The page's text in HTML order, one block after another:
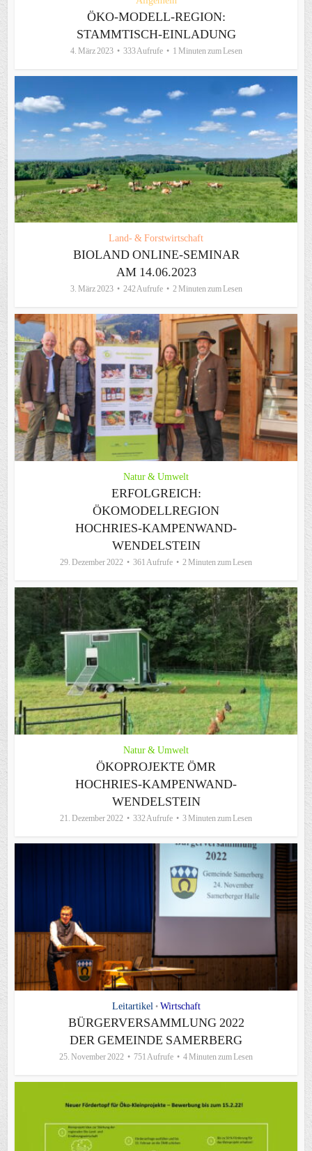
ÖKO-MODELL-REGION:
STAMMTISCH-EINLADUNG
4. März 2023 333 Aufrufe 1 Minuten zum Lesen
Land- & Forstwirtschaft
BIOLAND ONLINE-SEMINAR
AM 14.06.2023
3. März 2023 242 Aufrufe 2 Minuten zum Lesen
Natur & Umwelt
ERFOLGREICH:
ÖKOMODELLREGION
HOCHRIES-KAMPENWAND-
WENDELSTEIN
29. Dezember 2022 361 Aufrufe 2 Minuten zum Lesen
Natur & Umwelt
ÖKOPROJEKTE ÖMR
HOCHRIES-KAMPENWAND-
WENDELSTEIN
21. Dezember 2022 332 Aufrufe 3 Minuten zum Lesen
Leitartikel • Wirtschaft
BÜRGERVERSAMMLUNG 2022
DER GEMEINDE SAMERBERG
25. November 2022 751 Aufrufe 4 Minuten zum Lesen